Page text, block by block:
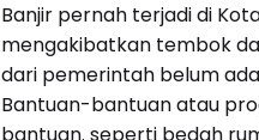
Banjir pernah terjadi di
mengakibatkan tembok
dari pemerintah belum
Bantuan-bantuan atau